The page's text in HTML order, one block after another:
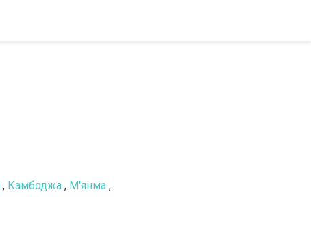
, Камбоджа , М'янма ,